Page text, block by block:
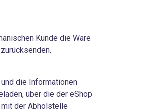
Kunde die Ware
die Informationen
über die der eShop
der Abholstelle